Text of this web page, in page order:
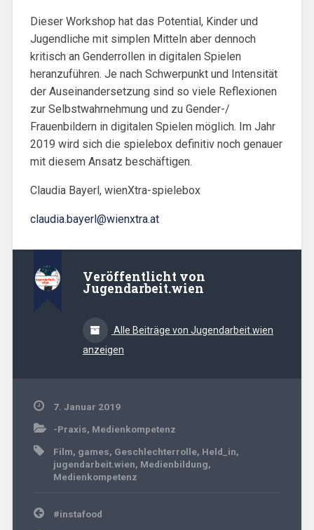
Dieser Workshop hat das Potential, Kinder und
Jugendliche mit simplen Mitteln aber dennoch
kritisch an Genderrollen in digitalen Spielen
heranzuführen. Je nach Schwerpunkt und Intensität
der Auseinandersetzung sind so viele Reflexionen
zur Selbstwahrnehmung und zu Gender-/
Frauenbildern in digitalen Spielen möglich. Im Jahr
2019 wird sich die spielebox definitiv noch genauer
mit diesem Ansatz beschäftigen.
Claudia Bayerl, wienXtra-spielebox
claudia.bayerl@wienxtra.at
Veröffentlicht von
Jugendarbeit.wien
Alle Beiträge von Jugendarbeit.wien
anzeigen
7. Januar 2019
-Praxis, Medienkompetenz
Film, games, Geschlechterrolle, Held_in,
jugendarbeit.wien, Medienbildung,
Medienkompetenz
Beitrags-
#instafood